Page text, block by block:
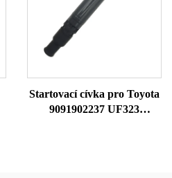
Startovací cívka pro Toyota
9091902237 UF323